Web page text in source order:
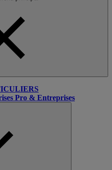
Pro & Entreprises